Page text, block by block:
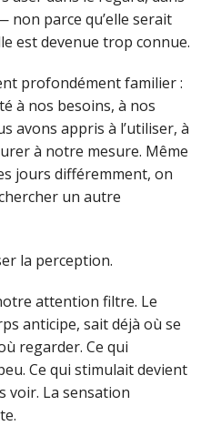
non parce qu’elle serait
est devenue trop connue.
profondément familier :
à nos besoins, à nos
avons appris à l’utiliser, à
à notre mesure. Même
jours différemment, on
un autre
la perception.
attention filtre. Le
anticipe, sait déjà où se
regarder. Ce qui
Ce qui stimulait devient
voir. La sensation